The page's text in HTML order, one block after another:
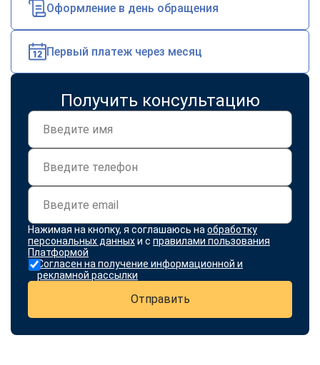
Оформление в день обращения
Первый платеж через месяц
Получить консультацию
Нажимая на кнопку, я соглашаюсь на обработку
персональных данныхи с правилами пользования
Платформой
Согласен на получение информационной и
рекламной рассылки
Отправить